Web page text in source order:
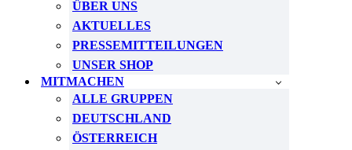
ÜBER UNS
AKTUELLES
PRESSEMITTEILUNGEN
UNSER SHOP
MITMACHEN
ALLE GRUPPEN
DEUTSCHLAND
ÖSTERREICH